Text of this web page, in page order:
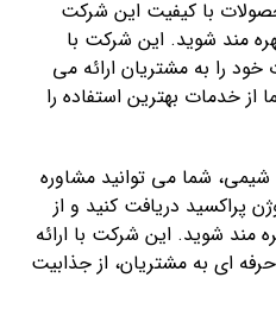
با کیفیت این شرکت
مند شوید. این شرکت با
را به مشتریان ارائه می
خدمات بهترین استفاده را
شما می توانید مشاوره
پراکسید دریافت کنید و از
شوید. این شرکت با ارائه
ای به مشتریان، از جذابیت